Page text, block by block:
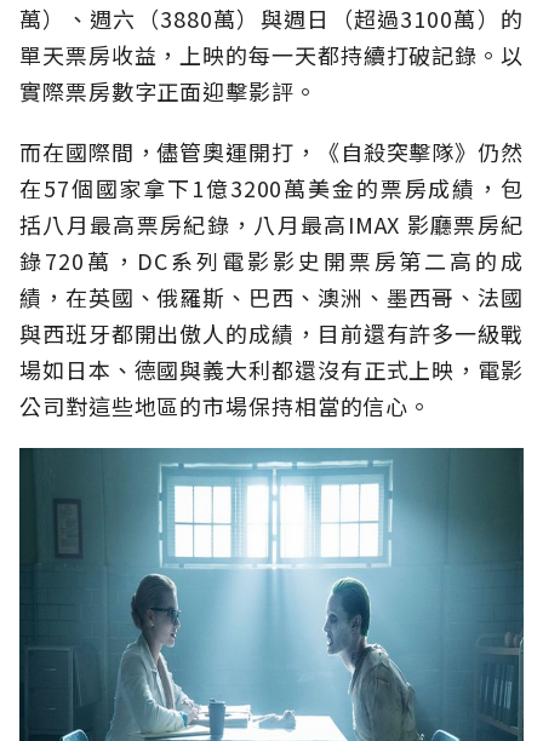
萬）、週六（3880萬）與週日（超過3100萬）的
單天票房收益，上映的每一天都持續打破記錄。以
實際票房數字正面迎擊影評。
而在國際間，儘管奧運開打，《自殺突擊隊》仍然
在57個國家拿下1億3200萬美金的票房成績，包
括八月最高票房紀錄，八月最高IMAX 影廳票房紀
錄720萬，DC系列電影影史開票房第二高的成
績，在英國、俄羅斯、巴西、澳洲、墨西哥、法國
與西班牙都開出傲人的成績，目前還有許多一級戰
場如日本、德國與義大利都還沒有正式上映，電影
公司對這些地區的市場保持相當的信心。